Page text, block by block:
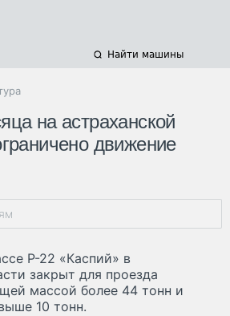
Найти машины
на астраханской
движение
Р-22 «Каспий» в
закрыт для проезда
массой более 44 тонн и
10 тонн.